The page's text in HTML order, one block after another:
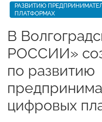
РАЗВИТИЮ
ПЛАТФОРМАХ
В
РОССИИ»
по развитию
цифровых